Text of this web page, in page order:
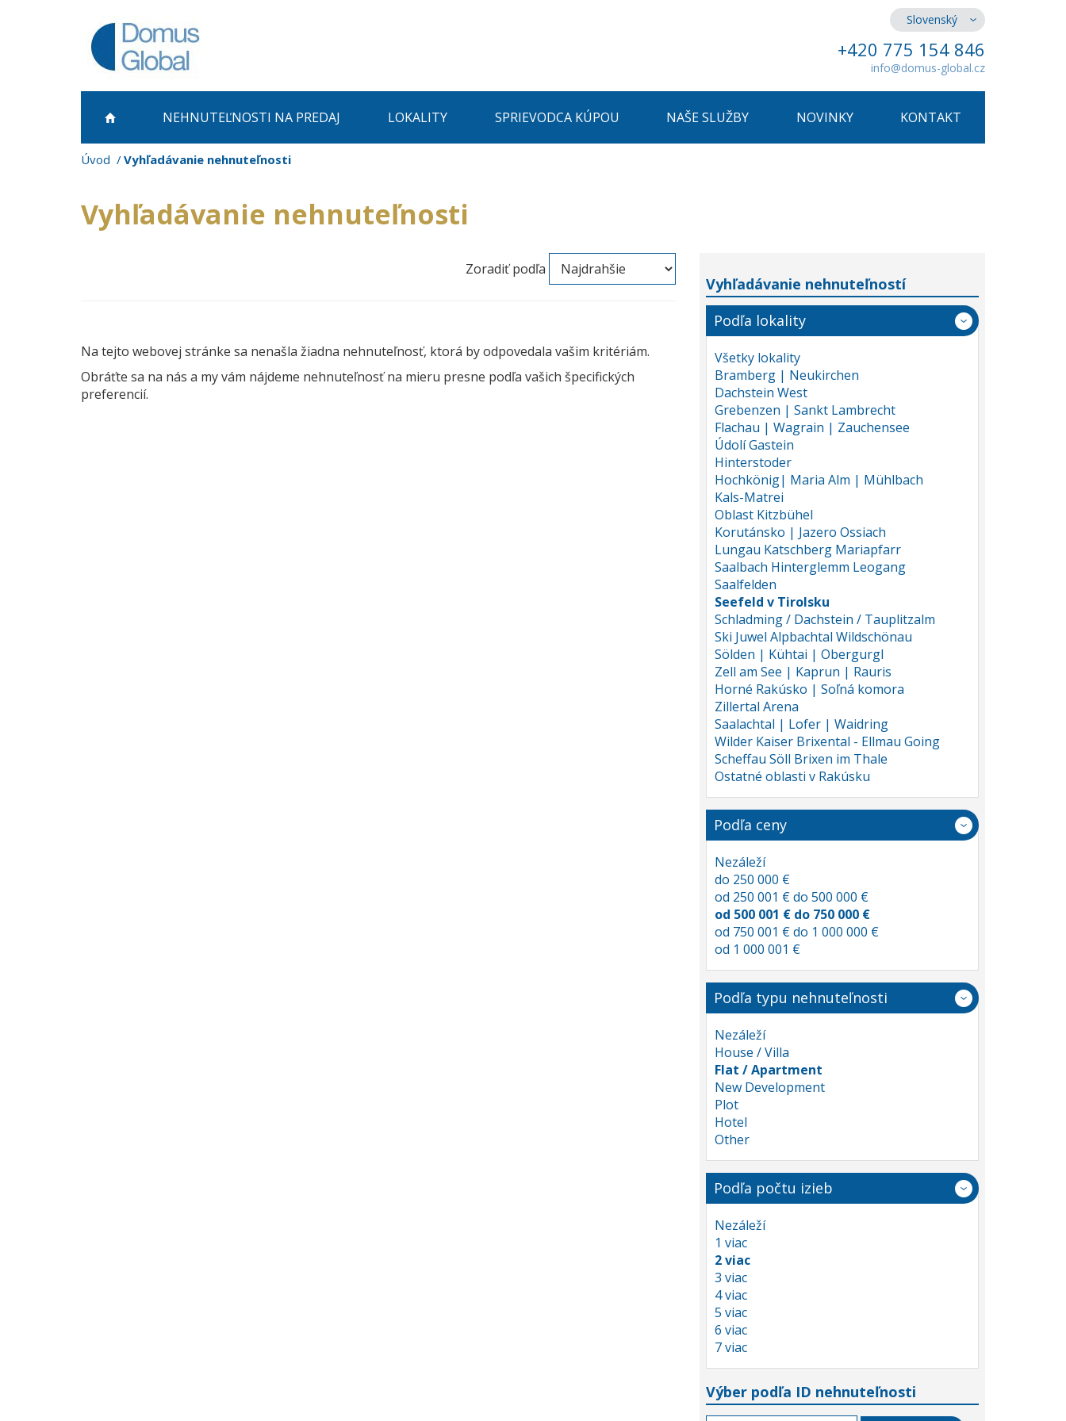
Slovenský
+420 775 154 846
info@domus-global.cz
NEHNUTEĽNOSTI NA PREDAJ LOKALITY SPRIEVODCA KÚPOU NAŠE SLUŽBY NOVINKY KONTAKT
Úvod Vyhľadávanie nehnuteľnosti
Vyhľadávanie nehnuteľnosti
Zoradiť podľa
Na tejto webovej stránke sa nenašla žiadna nehnuteľnosť, ktorá by odpovedala vašim kritériám.
Obráťte sa na nás a my vám nájdeme nehnuteľnosť na mieru presne podľa vašich špecifických
preferencií.
Vyhľadávanie nehnuteľností
Podľa lokality
Všetky lokality
Bramberg | Neukirchen
Dachstein West
Grebenzen | Sankt Lambrecht
Flachau | Wagrain | Zauchensee
Údolí Gastein
Hinterstoder
Hochkönig| Maria Alm | Mühlbach
Kals-Matrei
Oblast Kitzbühel
Korutánsko | Jazero Ossiach
Lungau Katschberg Mariapfarr
Saalbach Hinterglemm Leogang
Saalfelden
Seefeld v Tirolsku
Schladming / Dachstein / Tauplitzalm
Ski Juwel Alpbachtal Wildschönau
Sölden | Kühtai | Obergurgl
Zell am See | Kaprun | Rauris
Horné Rakúsko | Soľná komora
Zillertal Arena
Saalachtal | Lofer | Waidring
Wilder Kaiser Brixental - Ellmau Going
Scheffau Söll Brixen im Thale
Ostatné oblasti v Rakúsku
Podľa ceny
Nezáleží
do 250 000 €
od 250 001 € do 500 000 €
od 500 001 € do 750 000 €
od 750 001 € do 1 000 000 €
od 1 000 001 €
Podľa typu nehnuteľnosti
Nezáleží
House / Villa
Flat / Apartment
New Development
Plot
Hotel
Other
Podľa počtu izieb
Nezáleží
1 viac
2 viac
3 viac
4 viac
5 viac
6 viac
7 viac
Výber podľa ID nehnuteľnosti